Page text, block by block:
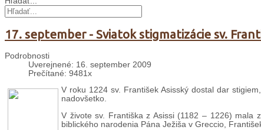
17. september - Sviatok stigmatizácie sv.
Podrobnosti
Uverejnené: 16. september 2009
Prečítané: 9481x
V roku 1224 sv. František Asisský dostal dar
nadovšetko.
V živote sv. Františka z Asissi (1182 – 1226) mala
biblického narodenia Pána Ježiša v Greccio,